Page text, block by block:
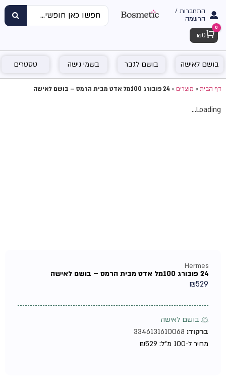
התחברות /
הרשמה
Cart
0
₪ 0
בושם לאישה בושם לגבר בשמי נישה טסטרים
דף הבית»מוצרים»24 פובורג 100מל אדט מבית הרמס – בושם לאישה
Loading...
Hermes
24 פובורג 100מל אדט מבית הרמס – בושם לאישה
₪529
♀ בושם לאישה
ברקוד:3346131610068
מחיר ל-100 מ"ל:
₪529